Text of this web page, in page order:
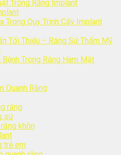
Trồng Răng Implant
Trong Quy Trình Cấy Implant
Tối Thiểu – Răng Sứ Thẩm Mỹ
Trong Răng Hàm Mặt
Quanh Răng
răng
sứ
khôn
trẻ em